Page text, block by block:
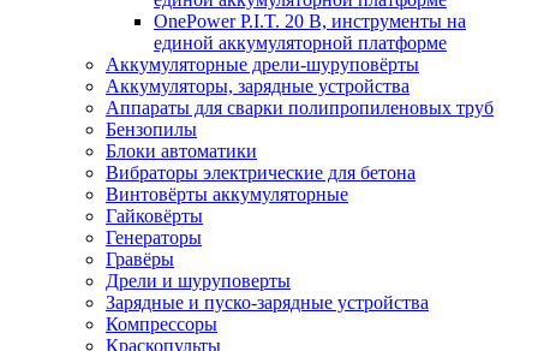
OnePower P.I.T. 20 В, инструменты на
единой аккумуляторной платформе
Аккумуляторные дрели-шуруповёрты
Аккумуляторы, зарядные устройства
Аппараты для сварки полипропиленовых труб
Бензопилы
Блоки автоматики
Вибраторы электрические для бетона
Винтовёрты аккумуляторные
Гайковёрты
Генераторы
Гравёры
Дрели и шуруповерты
Зарядные и пуско-зарядные устройства
Компрессоры
Краскопульты